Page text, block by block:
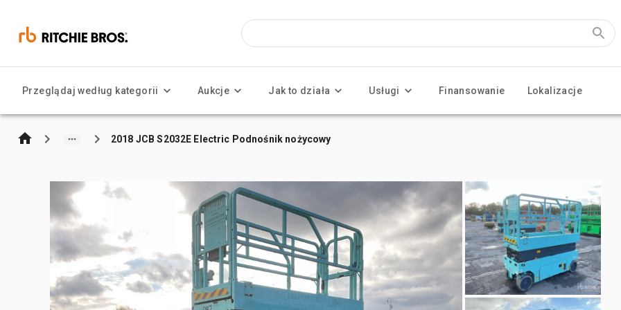
Przeglądaj według kategorii Aukcje Jak to działa Usługi Finansowanie Lokalizacje
2018 JCB S2032E Electric Podnośnik nożycowy